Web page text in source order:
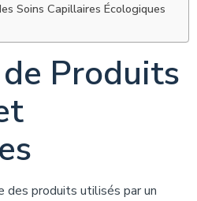
Soins Capillaires Écologiques
Produits
des produits utilisés par un